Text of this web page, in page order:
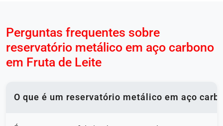
Perguntas frequentes sobre
reservatório metálico em aço carbono
em Fruta de Leite
O que é um reservatório metálico em aço